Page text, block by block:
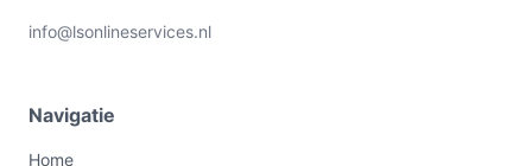
info@lsonlineservices.nl
Navigatie
Home